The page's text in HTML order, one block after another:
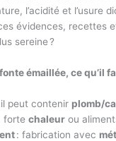
l’acidité et l’usure
évidences, recettes
sereine ?
émaillée, ce qu’il
peut contenir plomb/
, fortechaleur ou
: fabrication avec